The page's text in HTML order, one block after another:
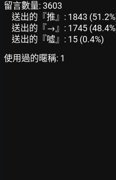
留言數量: 3603
送出的『推』: 1843
送出的『→』: 1745
送出的『噓』: 15 (0.4%)
使用過的暱稱: 1